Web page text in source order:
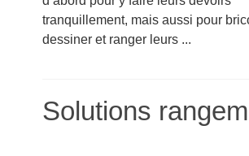
tranquillement, mais aussi pour
dessiner et ranger leurs ...
Solutions